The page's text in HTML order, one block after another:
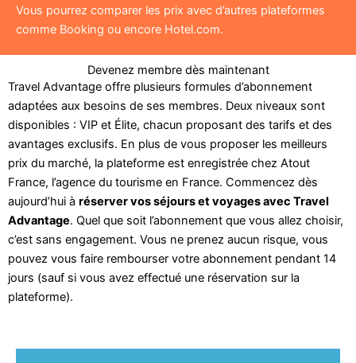
Vous pourrez comparer les prix avec d’autres plateformes
comme Booking ou encore Hotel.com.
Devenez membre dès maintenant
Travel Advantage offre plusieurs formules d’abonnement
adaptées aux besoins de ses membres. Deux niveaux sont
disponibles : VIP et Élite, chacun proposant des tarifs et des
avantages exclusifs. En plus de vous proposer les meilleurs
prix du marché, la plateforme est enregistrée chez Atout
France, l’agence du tourisme en France. Commencez dès
aujourd’hui à réserver vos séjours et voyages avec Travel
Advantage. Quel que soit l’abonnement que vous allez choisir,
c’est sans engagement. Vous ne prenez aucun risque, vous
pouvez vous faire rembourser votre abonnement pendant 14
jours (sauf si vous avez effectué une réservation sur la
plateforme).